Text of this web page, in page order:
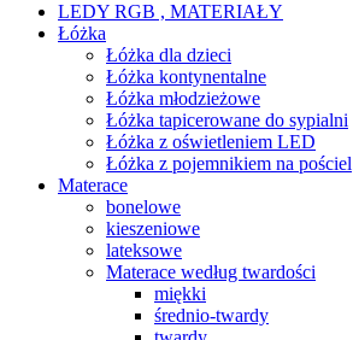
LEDY RGB , MATERIAŁY
Łóżka
Łóżka dla dzieci
Łóżka kontynentalne
Łóżka młodzieżowe
Łóżka tapicerowane do sypialni
Łóżka z oświetleniem LED
Łóżka z pojemnikiem na pościel
Materace
bonelowe
kieszeniowe
lateksowe
Materace według twardości
miękki
średnio-twardy